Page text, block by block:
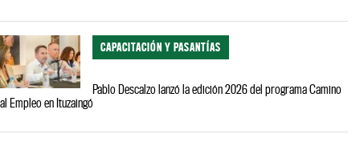
CAPACITACIÓN Y PASANTÍAS
Pablo Descalzo lanzó la edición 2026 del programa Camino
al Empleo en Ituzaingó